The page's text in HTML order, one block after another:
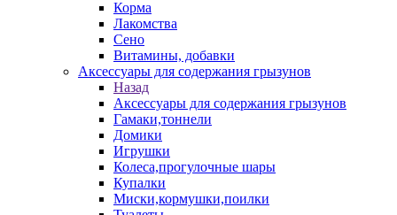
Корма
Лакомства
Сено
Витамины, добавки
Аксессуары для содержания грызунов
Назад
Аксессуары для содержания грызунов
Гамаки,тоннели
Домики
Игрушки
Колеса,прогулочные шары
Купалки
Миски,кормушки,поилки